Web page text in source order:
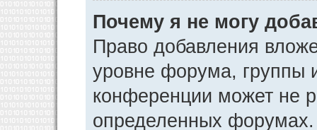
Почему я не могу
Право добавления
уровне форума, группы
конференции может не
определенных